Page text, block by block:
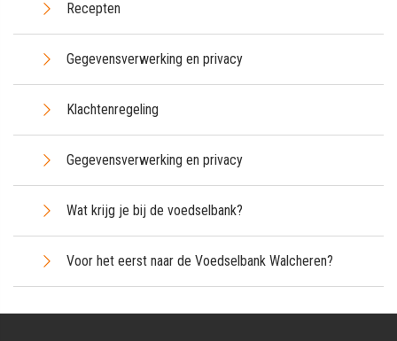
Recepten
Gegevensverwerking en privacy
Klachtenregeling
Gegevensverwerking en privacy
Wat krijg je bij de voedselbank?
Voor het eerst naar de Voedselbank Walcheren?